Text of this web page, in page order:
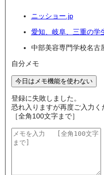
ニッショー.jp
愛知、岐阜、三重の学
中部美容専門学校名古
自分メモ
今日はメモ機能を使わない
登録に失敗しました。
恐れ入りますが再度ご入力く
［全角100文字まで］